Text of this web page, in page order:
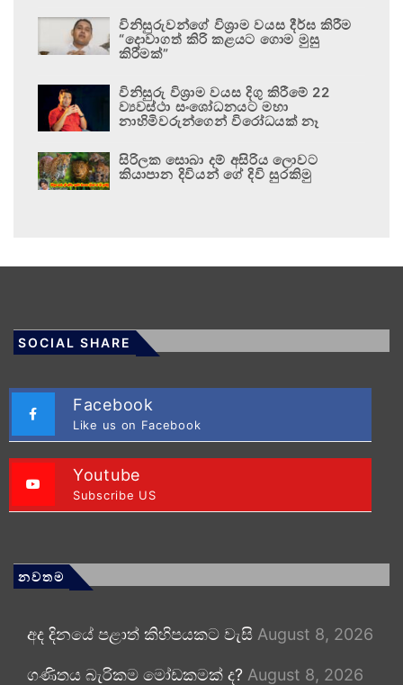
විනිසුරුවන්ගේ විශ්‍රාම වයස දීර්ඝ කිරීම
“දොවාගත් කිරි කළයට ගොම මුසු
කිරීමක්”
විනිසුරු විශ්‍රාම වයස දිගු කිරීමේ 22
ව්‍යවස්ථා සංශෝධනයට මහා
නාහිමිවරුන්ගෙන් විරෝධයක් නෑ
සිරිලක සොබා දම් අසිරිය ලොවට
කියාපාන දිවියන් ගේ දිවි සුරකිමු
SOCIAL SHARE
Facebook
Like us on Facebook
Youtube
Subscribe US
නවතම
අද දිනයේ පළාත් කිහිපයකට වැසි August 8, 2026
ගණිතය බැරිකම මෝඩකමක් ද? August 8, 2026